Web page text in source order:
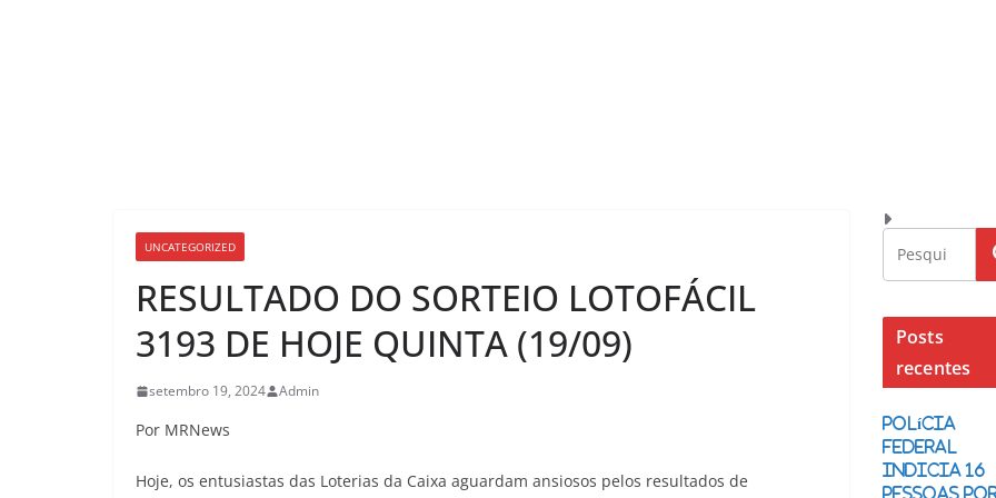
UNCATEGORIZED
RESULTADO DO SORTEIO LOTOFÁCIL
3193 DE HOJE QUINTA (19/09)
setembro 19, 2024 Admin
Por MRNews
Hoje, os entusiastas das Loterias da Caixa aguardam ansiosos pelos resultados de
Posts
recentes
Polícia
Federal
indicia 16
pessoas